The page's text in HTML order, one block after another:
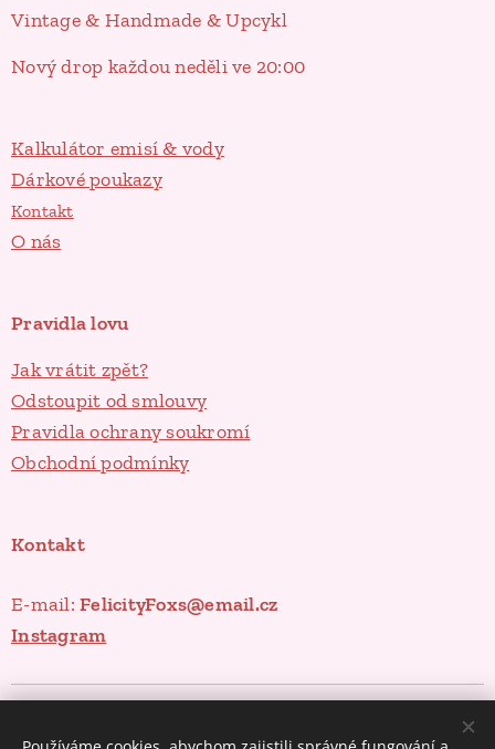
Vintage & Handmade & Upcykl
Nový drop každou neděli ve 20:00
Kalkulátor emisí & vody
Dárkové poukazy
Kontakt
O nás
Pravidla lovu
Jak vrátit zpět?
Odstoupit od smlouvy
Pravidla ochrany soukromí
Obchodní podmínky
Kontakt
E-mail:FelicityFoxs@email.cz
Instagram